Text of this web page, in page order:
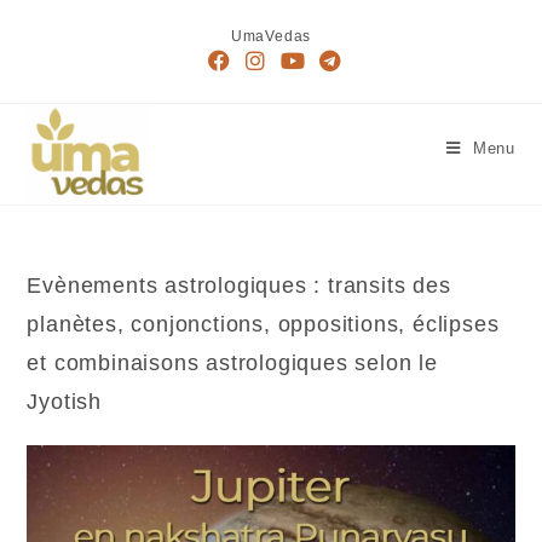
UmaVedas
Menu
Evènements astrologiques : transits des
planètes, conjonctions, oppositions, éclipses
et combinaisons astrologiques selon le
Jyotish